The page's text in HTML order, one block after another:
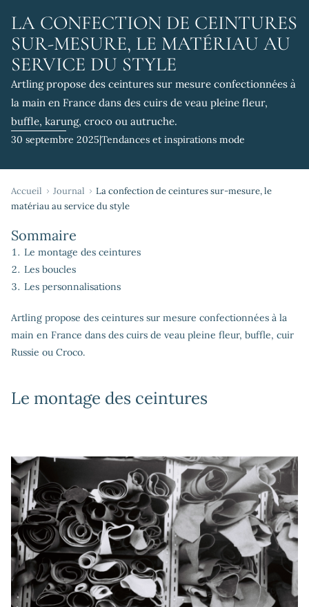
LA CONFECTION DE CEINTURES
SUR-MESURE, LE MATÉRIAU AU
SERVICE DU STYLE
Artling propose des ceintures sur mesure confectionnées à
la main en France dans des cuirs de veau pleine fleur,
buffle, karung, croco ou autruche.
30 septembre 2025|Tendances et inspirations mode
Accueil Journal
La confection de ceintures sur-mesure, le
matériau au service du style
Sommaire
Le montage des ceintures
Les boucles
Les personnalisations
Artling propose des ceintures sur mesure confectionnées à la
main en France dans des cuirs de veau pleine fleur, buffle, cuir
Russie ou Croco.
Le montage des ceintures